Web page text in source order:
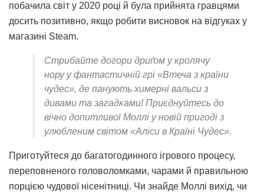
побачила світ у 2020 році й була прийнята гравцями
досить позитивно, якщо робити висновок на відгуках у
магазині Steam.
Стрибайте догори дриґом у кролячу
нору у фантастичній грі «Втеча з країни
чудес», де панують химерні вальси з
дивами та загадками! Приєднуйтесь до
вічно допитливої Моллі у новій пригоді з
улюбленим світом «Аліси в Країні Чудес».
Приготуйтеся до багатогодинного ігрового процесу,
переповненого головоломками, чарами й правильною
порцією чудової нісенітниці. Чи знайде Моллі вихід, чи